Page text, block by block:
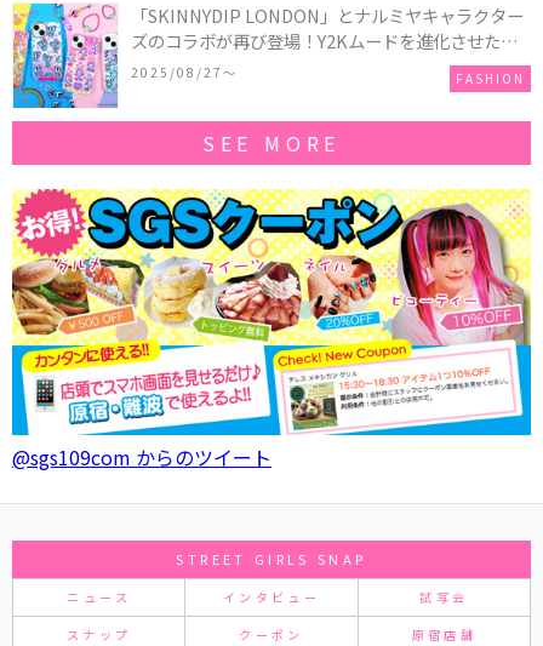
「SKINNYDIP LONDON」とナルミヤキャラクター
ズのコラボが再び登場！Y2Kムードを進化させた新
作コレクションを発売♪
2025/08/27〜 FASHION
SEE MORE
@sgs109com からのツイート
STREET GIRLS SNAP
ニュース インタビュー 試写会
スナップ クーポン 原宿店舗